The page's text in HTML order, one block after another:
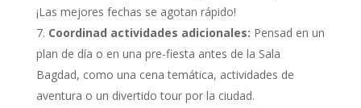
¡Las mejores fechas se agotan rápido!
Coordinad actividades adicionales: Pensad en un
plan de día o en una pre-fiesta antes de la Sala
Bagdad, como una cena temática, actividades de
aventura o un divertido tour por la ciudad.